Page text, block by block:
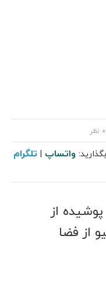
۰ نظر
واتساپ | تلگرام
از
از فضا